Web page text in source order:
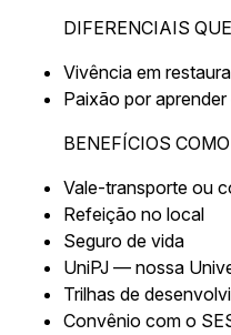
DIFERENCIAIS
Vivência em
Paixão por
BENEFÍCIOS
Vale-transporte ou
Refeição no local
Seguro de vida
UniPJ — nossa
Trilhas de
Convênio com o